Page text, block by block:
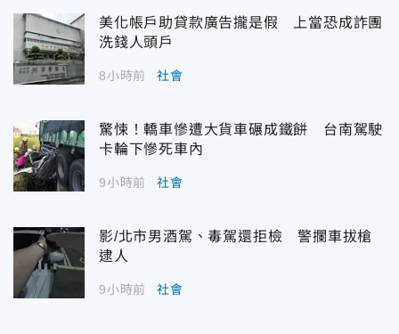
美化帳戶助貸款廣告攏是假 上當恐成詐團
洗錢人頭戶
8小時前 社會
驚悚！轎車慘遭大貨車碾成鐵餅 台南駕駛
卡輪下慘死車內
9小時前 社會
影/北市男酒駕、毒駕還拒檢 警攔車拔槍
逮人
9小時前 社會